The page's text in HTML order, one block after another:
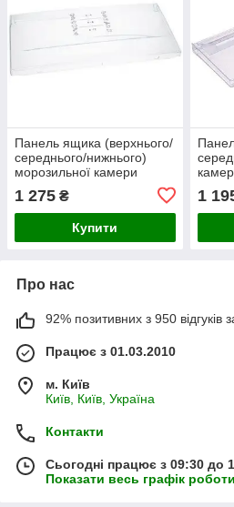
Панель ящика (верхнього/
середнього/нижнього)
морозильної камери
1 275 ₴
Купити
1
Про нас
92% позитивних з 950 відгуків
Працює з 01.03.2010
м. Київ
Київ, Київ, Україна
Контакти
Сьогодні працює з 09:30 до
Показати весь графік роботи